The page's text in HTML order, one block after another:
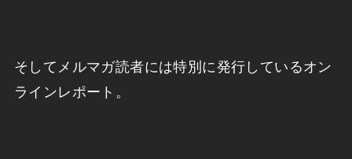
そしてメルマガ読者には特別に発行しているオン
ラインレポート。